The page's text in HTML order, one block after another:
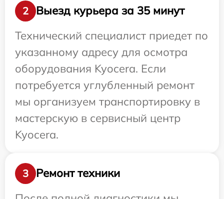
2
Выезд курьера за 35 минут
Технический специалист приедет по
указанному адресу для осмотра
оборудования Kyocera. Если
потребуется углубленный ремонт
мы организуем транспортировку в
мастерскую в сервисный центр
Kyocera.
3
Ремонт техники